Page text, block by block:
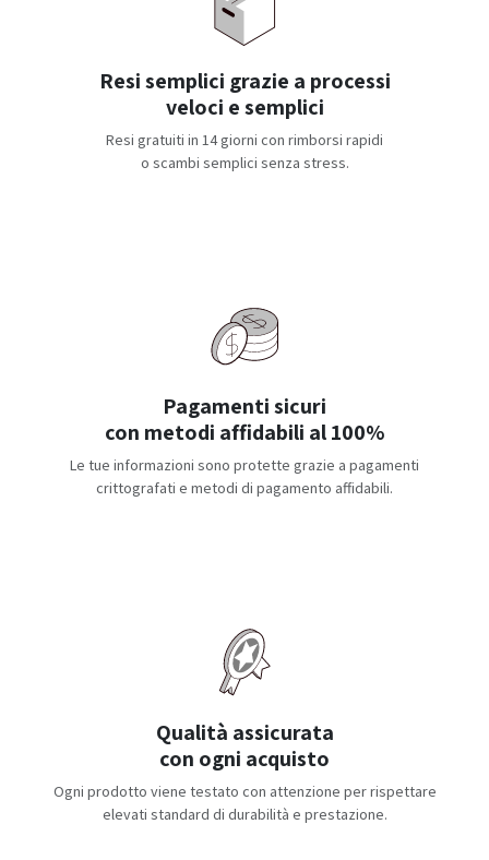
Resi semplici grazie a processi
veloci e semplici
Resi gratuiti in 14 giorni con rimborsi rapidi
o scambi semplici senza stress.
Pagamenti sicuri
con metodi affidabili al 100%
Le tue informazioni sono protette grazie a pagamenti
crittografati e metodi di pagamento affidabili.
Qualità assicurata
con ogni acquisto
Ogni prodotto viene testato con attenzione per rispettare
elevati standard di durabilità e prestazione.